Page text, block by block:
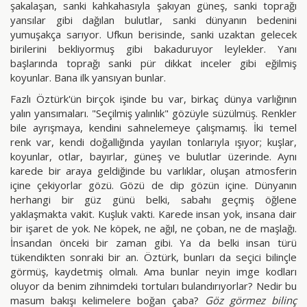
şakalaşan, sanki kahkahasıyla şakıyan güneş, sanki toprağı
yansılar gibi dağılan bulutlar, sanki dünyanın bedenini
yumuşakça sarıyor. Ufkun berisinde, sanki uzaktan gelecek
birilerini bekliyormuş gibi bakaduruyor leylekler. Yanı
başlarında toprağı sanki pür dikkat inceler gibi eğilmiş
koyunlar. Bana ilk yansıyan bunlar.
Fazlı Öztürk'ün birçok işinde bu var, birkaç dünya varlığının
yalın yansımaları. "Seçilmiş yalınlık" gözüyle süzülmüş. Renkler
bile ayrışmaya, kendini sahnelemeye çalışmamış. İki temel
renk var, kendi doğallığında yayılan tonlarıyla ışıyor; kuşlar,
koyunlar, otlar, bayırlar, güneş ve bulutlar üzerinde. Aynı
karede bir araya geldiğinde bu varlıklar, oluşan atmosferin
içine çekiyorlar gözü. Gözü de dip gözün içine. Dünyanın
herhangi bir güz günü belki, sabahı geçmiş öğlene
yaklaşmakta vakit. Kuşluk vakti. Karede insan yok, insana dair
bir işaret de yok. Ne köpek, ne ağıl, ne çoban, ne de maşlağı.
İnsandan önceki bir zaman gibi. Ya da belki insan türü
tükendikten sonraki bir an. Öztürk, bunları da seçici bilinçle
görmüş, kaydetmiş olmalı. Ama bunlar neyin imge kodları
oluyor da benim zihnimdeki tortuları bulandırıyorlar? Nedir bu
masum bakışı kelimelere boğan çaba? Göz görmez bilinç